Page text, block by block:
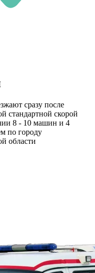
сразу после
стандартной скорой
8 - 10 машин и 4
по городу
области